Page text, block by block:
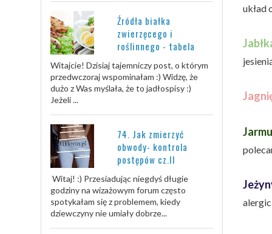
układ
Źródła białka
zwierzęcego i
roślinnego - tabela
Witajcie! Dzisiaj tajemniczy post, o którym
przedwczoraj wspominałam :) Widzę, że
dużo z Was myślała, że to jadłospisy :)
Jeżeli ...
74. Jak zmierzyć
obwody- kontrola
postępów cz.II
Witaj! :) Przesiadując niegdyś długie
godziny na wizażowym forum często
spotykałam się z problemem, kiedy
dziewczyny nie umiały dobrze...